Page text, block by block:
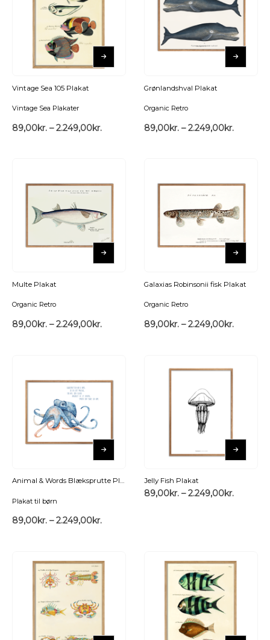
Vintage Sea 105 Plakat
Vintage Sea Plakater
89,00kr. – 2.249,00kr.
Grønlandshval Plakat
Organic Retro
89,00kr. – 2.249,00kr.
Multe Plakat
Organic Retro
89,00kr. – 2.249,00kr.
Galaxias Robinsonii fisk Plakat
Organic Retro
89,00kr. – 2.249,00kr.
Animal & Words Blæksprutte Plakat
Plakat til børn
89,00kr. – 2.249,00kr.
Jelly Fish Plakat
89,00kr. – 2.249,00kr.